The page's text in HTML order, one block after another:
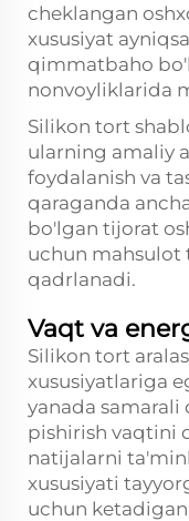
cheklangan
xususiyat
qimmatbaho
nonvoyliklarida
Silikon tort
ularning amaliy
foydalanish va
qaraganda
bo'lgan tijorat
uchun mahsulot
qadrlanadi.
Vaqt va
Silikon tort
xususiyatlariga
yanada samarali
pishirish vaqtini
natijalarni
xususiyati
uchun